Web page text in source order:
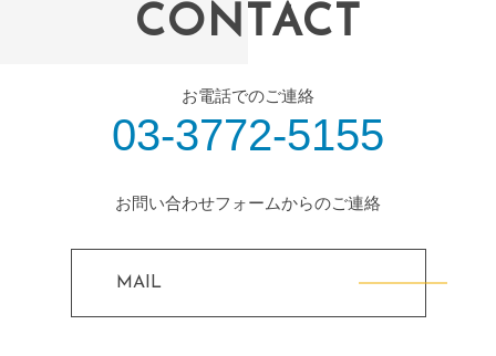
CONTACT
お電話でのご連絡
03-3772-5155
お問い合わせフォームからのご連絡
MAIL